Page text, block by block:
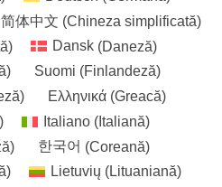
简体中文 (Chineza simplificată)
) Dansk (Daneză)
) Suomi (Finlandeză)
) Ελληνικά (Greacă)
) Italiano ( Italiană)
) 한국어 (Coreană)
) Lietuvių (Lituaniană)